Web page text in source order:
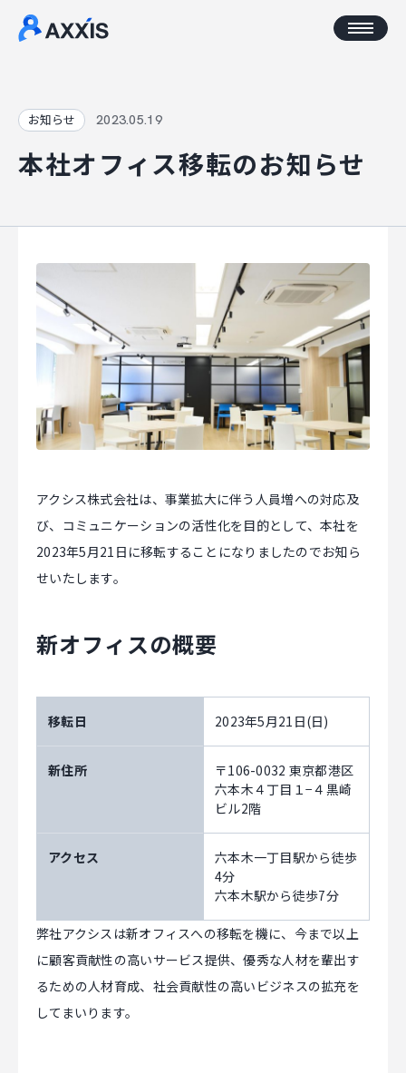
CORPORATE
アクセス
AXXISについて
事業コンセプト
SERVICE
AXXISのサービス
マジキャリ
NEWS
イベント
記事掲載
CAREER
CONTACT
お知らせ 2023.05.19
本社オフィス移転のお知らせ
アクシス株式会社は、事業拡大に伴う人員増への対応及
び、コミュニケーションの活性化を目的として、本社を
2023年5月21日に移転することになりましたのでお知ら
せいたします。
新オフィスの概要
移転日 2023年5月21日(日)
新住所
〒106-0032 東京都港区
六本木４丁目１−４黒崎
ビル2階
アクセス
六本木一丁目駅から徒歩
4分
六本木駅から徒歩7分
弊社アクシスは新オフィスへの移転を機に、今まで以上
に顧客貢献性の高いサービス提供、優秀な人材を輩出す
るための人材育成、社会貢献性の高いビジネスの拡充を
してまいります。